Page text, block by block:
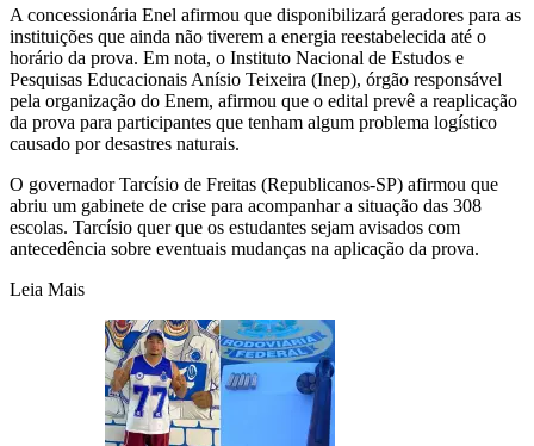
A concessionária Enel afirmou que disponibilizará geradores para as
instituições que ainda não tiverem a energia reestabelecida até o
horário da prova. Em nota, o Instituto Nacional de Estudos e
Pesquisas Educacionais Anísio Teixeira (Inep), órgão responsável
pela organização do Enem, afirmou que o edital prevê a reaplicação
da prova para participantes que tenham algum problema logístico
causado por desastres naturais.
O governador Tarcísio de Freitas (Republicanos-SP) afirmou que
abriu um gabinete de crise para acompanhar a situação das 308
escolas. Tarcísio quer que os estudantes sejam avisados com
antecedência sobre eventuais mudanças na aplicação da prova.
Leia Mais